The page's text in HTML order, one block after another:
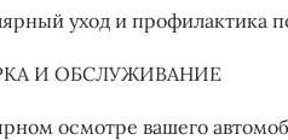
уход и профилактика
И ОБСЛУЖИВАНИЕ
осмотре вашего